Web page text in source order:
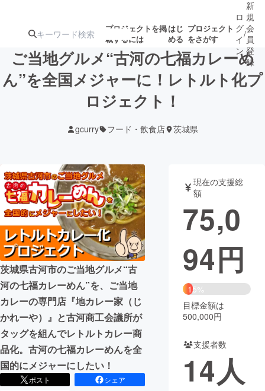
プロジェクトを掲
載するには
はじ
める
プロジェクト
をさがす
注目の新着プロ募集終了が近いプ
テクノロジー・ガジェット
映像・映画 書籍・雑誌
ビジネス・起業 チャレンジ
まちづくり・地域活性化
CAMPFIRE for Social Good
CAMPFIRE Creation
CAMPFIREふるさと納税machi-ya コミュニティ
ロ
グ
イ
ン
/
新
規
会
員
登
録
ご当地グルメ“古河の七福カレーめ
ん”を全国メジャーに！レトルト化プ
ロジェクト！
gcurry フード・飲食店 茨城県
茨城県古河市のご当地グルメ“古
河の七福カレーめん”を、ご当地
カレーの専門店『地カレー家（じ
かれーや）』と古河商工会議所が
タッグを組んでレトルトカレー商
品化。古河の七福カレーめんを全
国的にメジャーにしたい！
ポスト
シェア
現在の支援総
額
75,0
94円
15%
目標金額は
500,000円
支援者数
14人